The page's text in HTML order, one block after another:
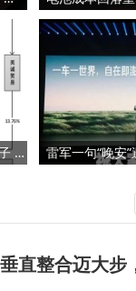
玲珑轮胎董事长0元转股权给妻子 家族布局稳固控股权 上半年业绩承压
直整合迈大步